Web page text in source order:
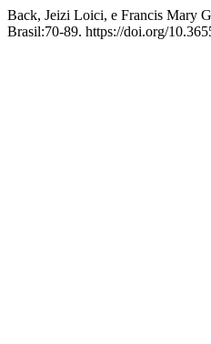
Back, Jeizi Loici, e Francis Mary
Brasil:70-89. https://doi.org/